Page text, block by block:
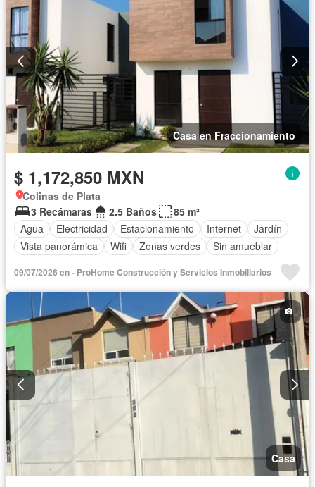
Zonas verdes
Bodega
Recámara con closet
Caseta de vigilancia
Vista panorámica
Wifi
Permite niños
Permite mascotas
Completamente amueblado
Casa en Fraccionamiento
$ 1,172,850 MXN
Colinas de Plata
3 Recámaras
2.5 Baños
85 m²
Agua
Electricidad Estacionamiento Internet
Jardín
Vista panorámica
Wifi Zonas verdes Sin amueblar
09/07/2026 en - ProHome Construcción y Servicios Inmobiliarios
Casa